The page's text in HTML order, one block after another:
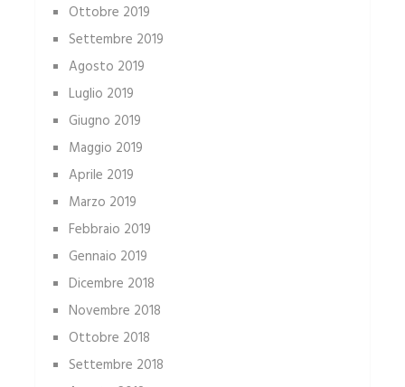
Ottobre 2019
Settembre 2019
Agosto 2019
Luglio 2019
Giugno 2019
Maggio 2019
Aprile 2019
Marzo 2019
Febbraio 2019
Gennaio 2019
Dicembre 2018
Novembre 2018
Ottobre 2018
Settembre 2018